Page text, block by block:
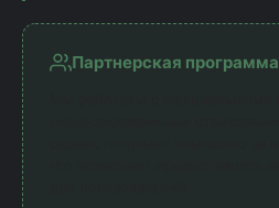
Партнерская программа